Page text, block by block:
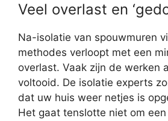
Veel overlast en
Na-isolatie van spouwmuren
methodes verloopt met een
overlast. Vaak zijn de werken
voltooid. De isolatie experts
dat uw huis weer netjes is
Het gaat tenslotte niet om